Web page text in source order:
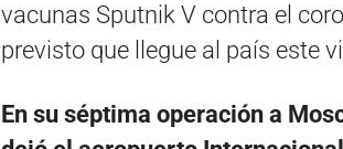
vacunas Sputnik V contra el
previsto que llegue al país este
En su séptima operación a